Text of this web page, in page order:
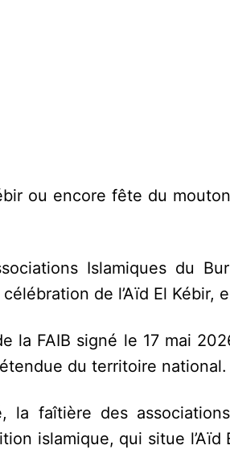
ou encore fête du
Islamiques du
de l’Aïd El Kébir,
la FAIB signé le 17 mai
du territoire national.
la faîtière des
islamique, qui situe